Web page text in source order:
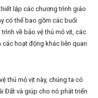
lập các chương trình giáo
có thể bao gồm các buổi
về bảo vệ thú mỏ vịt, các
hoạt động khác liên quan
thú mỏ vịt này, chúng ta có
Đất và giúp cho nó phát triển